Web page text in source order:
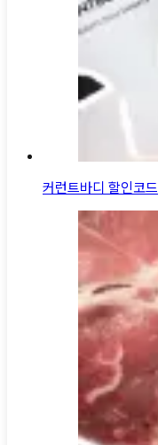
커런트바디 할인코드